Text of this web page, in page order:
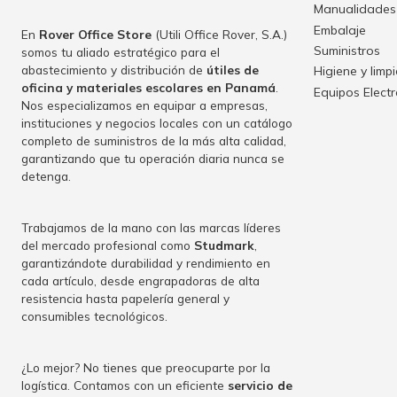
En Rover Office Store (Utili Office Rover, S.A.)
somos tu aliado estratégico para el
abastecimiento y distribución de útiles de
oficina y materiales escolares en Panamá
Nos especializamos en equipar a empresas,
instituciones y negocios locales con un catálogo
completo de suministros de la más alta calidad,
garantizando que tu operación diaria nunca se
detenga.
Trabajamos de la mano con las marcas líderes
del mercado profesional como Studmark
garantizándote durabilidad y rendimiento en
cada artículo, desde engrapadoras de alta
resistencia hasta papelería general y
consumibles tecnológicos.
¿Lo mejor? No tienes que preocuparte por la
logística. Contamos con un eficiente servicio de
Manualidades
Embalaje
Suministros
Higiene y
Equipos